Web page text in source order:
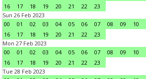
16
17 18 19 20 21 22
23
Sun 26 Feb 2023
00
01 02 03 04 05 06 07 08 09 10
16
17 18 19 20 21 22
23
Mon 27 Feb 2023
00
01 02 03 04 05 06 07 08 09 10
16
17 18 19 20 21 22
23
Tue 28 Feb 2023